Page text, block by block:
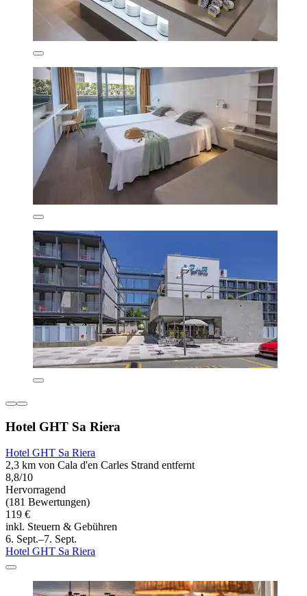
Hotel GHT Sa Riera
Hotel GHT Sa Riera
2,3 km von Cala d'en Carles Strand entfernt
8,8/10
Hervorragend
(181 Bewertungen)
119 €
inkl. Steuern & Gebühren
6. Sept.–7. Sept.
Hotel GHT Sa Riera